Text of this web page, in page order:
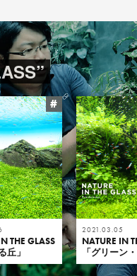
#
THE GLASS
丘」
2021.03.05
NATURE IN
「グリーン